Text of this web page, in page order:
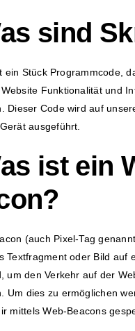
sind
ein Stück Programmcode,
Funktionalität und
Dieser Code wird auf
ausgeführt.
ist ein
(auch Pixel-Tag
Textfragment oder Bild auf
um den Verkehr auf der
Um dies zu ermöglichen
mittels Web-Beacons